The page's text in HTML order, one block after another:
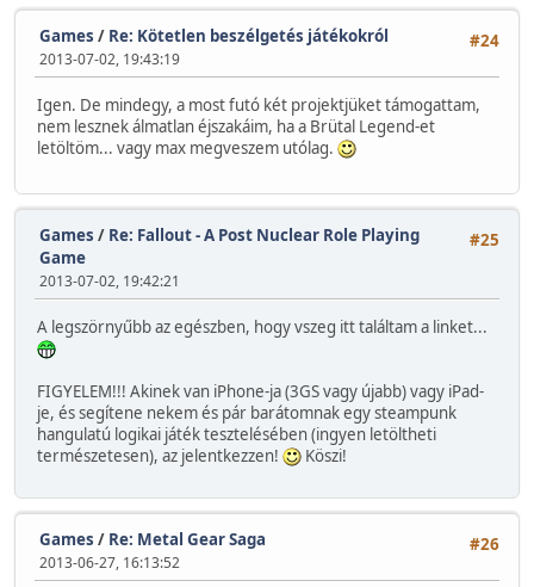
#24
Games / Re: Kötetlen beszélgetés játékokról
2013-07-02, 19:43:19
Igen. De mindegy, a most futó két projektjüket támogattam,
nem lesznek álmatlan éjszakáim, ha a Brütal Legend-et
letöltöm... vagy max megveszem utólag.
#25
Games / Re: Fallout - A Post Nuclear Role Playing
Game
2013-07-02, 19:42:21
A legszörnyűbb az egészben, hogy vszeg itt találtam a linket...
FIGYELEM!!! Akinek van iPhone-ja (3GS vagy újabb) vagy iPad-
je, és segítene nekem és pár barátomnak egy steampunk
hangulatú logikai játék tesztelésében (ingyen letöltheti
természetesen), az jelentkezzen!
Köszi!
#26
Games / Re: Metal Gear Saga
2013-06-27, 16:13:52